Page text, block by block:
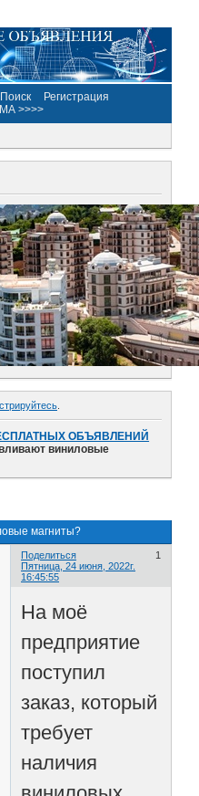
Поиск
Регистрация
>>>>
ОБЪЯВЛЕНИЙ
виниловые
магниты?
Поделиться
1
Пятница, 24 июня, 2022г.
16:45:55
На моё
предприятие
поступил
заказ, который
требует
наличия